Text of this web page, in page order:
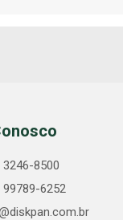
3246-8500
99789-6252